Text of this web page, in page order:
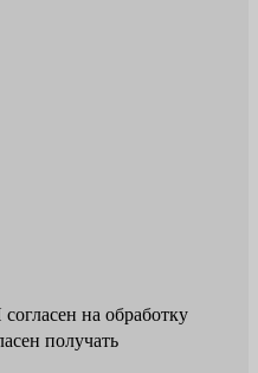
согласен на обработку
получать